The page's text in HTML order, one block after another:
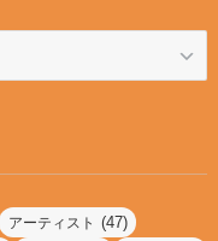
アーティスト (47)